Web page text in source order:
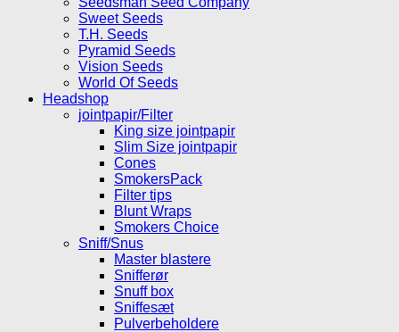
Sweet Seeds
T.H. Seeds
Pyramid Seeds
Vision Seeds
World Of Seeds
Headshop
jointpapir/Filter
King size jointpapir
Slim Size jointpapir
Cones
SmokersPack
Filter tips
Blunt Wraps
Smokers Choice
Sniff/Snus
Master blastere
Snifferør
Snuff box
Sniffesæt
Pulverbeholdere